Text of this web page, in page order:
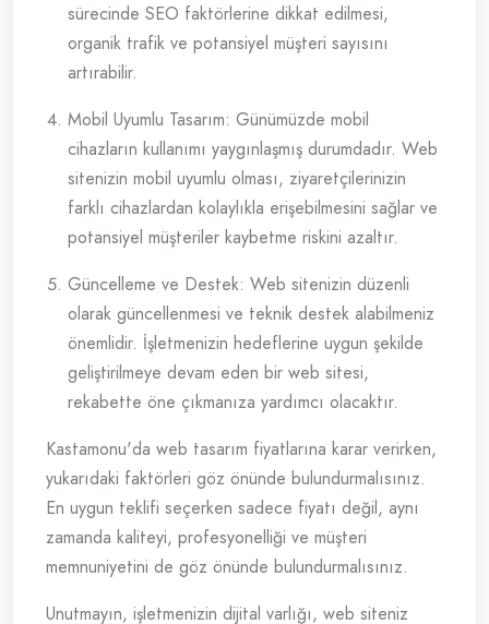
sürecinde SEO faktörlerine dikkat edilmesi,
organik trafik ve potansiyel müşteri sayısını
artırabilir.
Mobil Uyumlu Tasarım: Günümüzde mobil
cihazların kullanımı yaygınlaşmış durumdadır. Web
sitenizin mobil uyumlu olması, ziyaretçilerinizin
farklı cihazlardan kolaylıkla erişebilmesini sağlar ve
potansiyel müşteriler kaybetme riskini azaltır.
Güncelleme ve Destek: Web sitenizin düzenli
olarak güncellenmesi ve teknik destek alabilmeniz
önemlidir. İşletmenizin hedeflerine uygun şekilde
geliştirilmeye devam eden bir web sitesi,
rekabette öne çıkmanıza yardımcı olacaktır.
Kastamonu'da web tasarım fiyatlarına karar verirken,
yukarıdaki faktörleri göz önünde bulundurmalısınız.
En uygun teklifi seçerken sadece fiyatı değil, aynı
zamanda kaliteyi, profesyonelliği ve müşteri
memnuniyetini de göz önünde bulundurmalısınız.
Unutmayın, işletmenizin dijital varlığı, web siteniz